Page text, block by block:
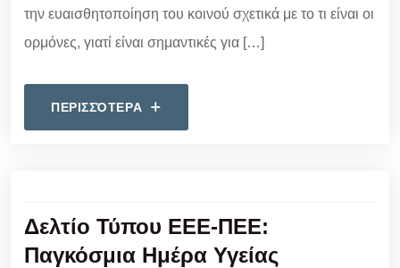
την ευαισθητοποίηση του κοινού σχετικά με το τι είναι οι
ορμόνες, γιατί είναι σημαντικές για […]
ΠΕΡΙΣΣΌΤΕΡΑ
Δελτίο Τύπου ΕΕΕ-ΠΕΕ:
Παγκόσμια Ημέρα Υγείας